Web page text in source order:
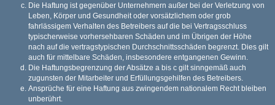
Die Haftung ist gegenüber Unternehmern außer bei der Verletzung von
Leben, Körper und Gesundheit oder vorsätzlichem oder grob
fahrlässigem Verhalten des Betreibers auf die bei Vertragsschluss
typischerweise vorhersehbaren Schäden und im Übrigen der Höhe
nach auf die vertragstypischen Durchschnittsschäden begrenzt. Dies gilt
auch für mittelbare Schäden, insbesondere entgangenen Gewinn.
Die Haftungsbegrenzung der Absätze a bis c gilt sinngemäß auch
zugunsten der Mitarbeiter und Erfüllungsgehilfen des Betreibers.
Ansprüche für eine Haftung aus zwingendem nationalem Recht bleiben
unberührt.